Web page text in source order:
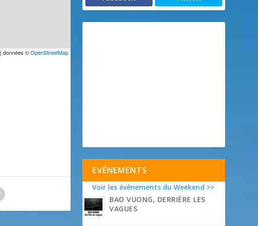
| données ©OpenStreetMap
EVÉNEMENTS
Voir les événements du Weekend >>
BAO VUONG, DERRIÈRE LES
VAGUES